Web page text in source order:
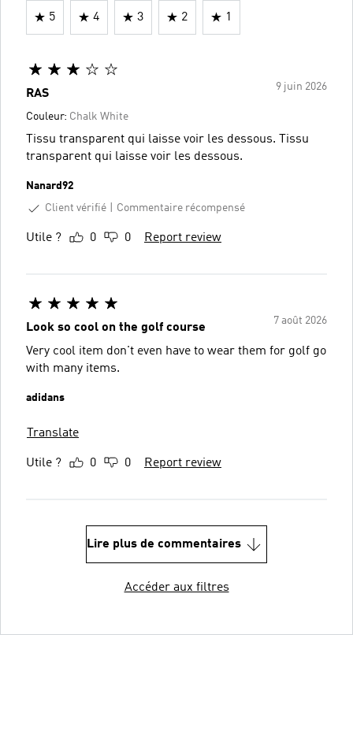
5 4 3 2 1
9 juin 2026
RAS
Couleur: Chalk White
Tissu transparent qui laisse voir les dessous. Tissu
transparent qui laisse voir les dessous.
Nanard92
Client vérifié
Commentaire récompensé
Utile ? 0 0 Report review
7 août 2026
Look so cool on the golf course
Very cool item don't even have to wear them for golf go
with many items.
adidans
Translate
Utile ? 0 0 Report review
Lire plus de commentaires
Accéder aux filtres